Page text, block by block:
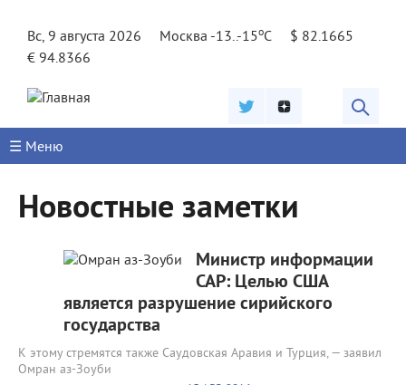
Вс, 9 августа 2026
Москва -13..-15oC
$ 82.1665
€ 94.8366
☰ Меню
Новостные заметки
Министр информации
САР: Целью США
является разрушение сирийского
государства
К этому стремятся также Саудовская Аравия и Турция, — заявил
Омран аз-Зоуби